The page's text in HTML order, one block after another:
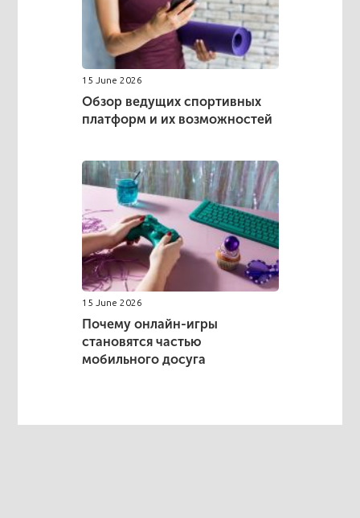
15 June 2026
Обзор ведущих спортивных
платформ и их возможностей
15 June 2026
Почему онлайн-игры
становятся частью
мобильного досуга